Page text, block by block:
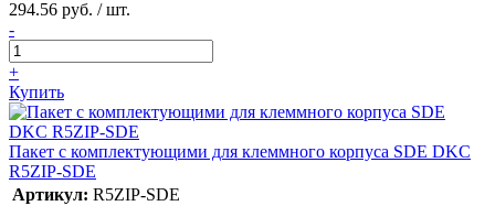
294.56 руб. / шт.
-
+
Купить
Пакет с комплектующими для клеммного корпуса SDE DKC
R5ZIP-SDE
Артикул: R5ZIP-SDE